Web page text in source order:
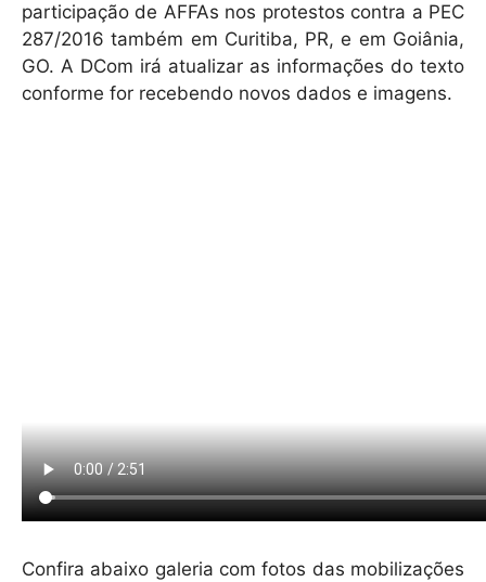
participação de AFFAs nos protestos contra a PEC
287/2016 também em Curitiba, PR, e em Goiânia,
GO. A DCom irá atualizar as informações do texto
conforme for recebendo novos dados e imagens.
Confira abaixo galeria com fotos das mobilizações